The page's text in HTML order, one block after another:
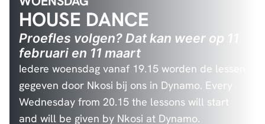
HOUSE DANCE
Proefles volgen? Dat kan weer op 11
februari en 11 maart
Iedere woensdag vanaf 19.15 worden de lessen
gegeven door Nkosi bij ons in Dynamo. Every
Wednesday from 20.15 the lessons will start
and will be given by Nkosi at Dynamo.